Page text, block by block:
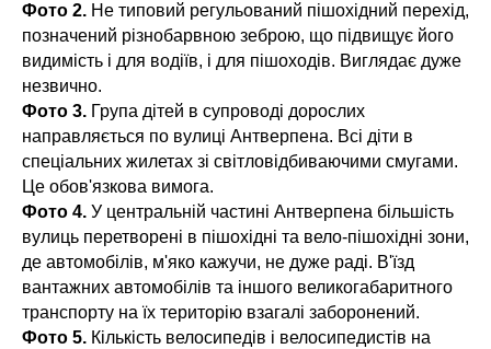
Фото 2. Не типовий регульований пішохідний перехід,
позначений різнобарвною зеброю, що підвищує його
видимість і для водіїв, і для пішоходів. Виглядає дуже
незвично.
Фото 3. Група дітей в супроводі дорослих
направляється по вулиці Антверпена. Всі діти в
спеціальних жилетах зі світловідбиваючими смугами.
Це обов'язкова вимога.
Фото 4. У центральній частині Антверпена більшість
вулиць перетворені в пішохідні та вело-пішохідні зони,
де автомобілів, м'яко кажучи, не дуже раді. В'їзд
вантажних автомобілів та іншого великогабаритного
транспорту на їх територію взагалі заборонений.
Фото 5. Кількість велосипедів і велосипедистів на